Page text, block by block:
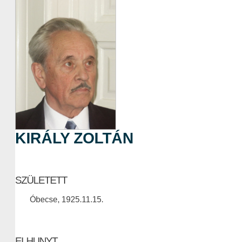
KIRÁLY ZOLTÁN
SZÜLETETT
Óbecse, 1925.11.15.